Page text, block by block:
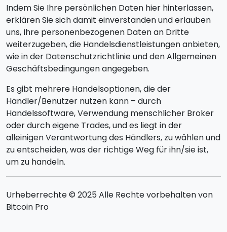
Indem Sie Ihre persönlichen Daten hier hinterlassen,
erklären Sie sich damit einverstanden und erlauben
uns, Ihre personenbezogenen Daten an Dritte
weiterzugeben, die Handelsdienstleistungen anbieten,
wie in der Datenschutzrichtlinie und den Allgemeinen
Geschäftsbedingungen angegeben.
Es gibt mehrere Handelsoptionen, die der
Händler/Benutzer nutzen kann – durch
Handelssoftware, Verwendung menschlicher Broker
oder durch eigene Trades, und es liegt in der
alleinigen Verantwortung des Händlers, zu wählen und
zu entscheiden, was der richtige Weg für ihn/sie ist,
um zu handeln.
Urheberrechte © 2025 Alle Rechte vorbehalten von
Bitcoin Pro